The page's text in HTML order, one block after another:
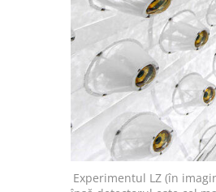
Experimentul LZ (în